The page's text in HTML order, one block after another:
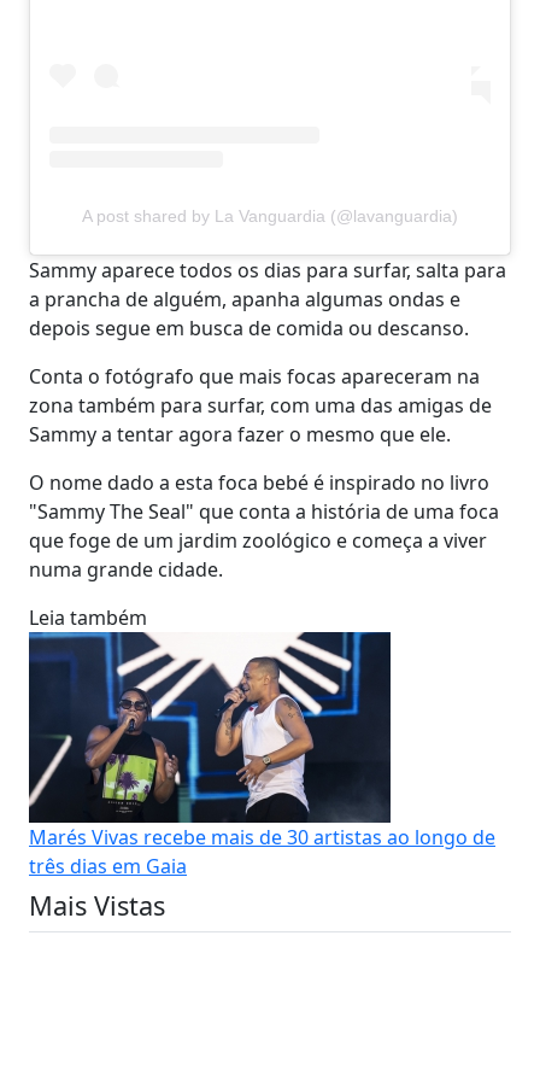
A post shared by La Vanguardia (@lavanguardia)
Sammy aparece todos os dias para surfar, salta para
a prancha de alguém, apanha algumas ondas e
depois segue em busca de comida ou descanso.
Conta o fotógrafo que mais focas apareceram na
zona também para surfar, com uma das amigas de
Sammy a tentar agora fazer o mesmo que ele.
O nome dado a esta foca bebé é inspirado no livro
"Sammy The Seal" que conta a história de uma foca
que foge de um jardim zoológico e começa a viver
numa grande cidade.
Leia também
Marés Vivas recebe mais de 30 artistas ao longo de
três dias em Gaia
Mais Vistas